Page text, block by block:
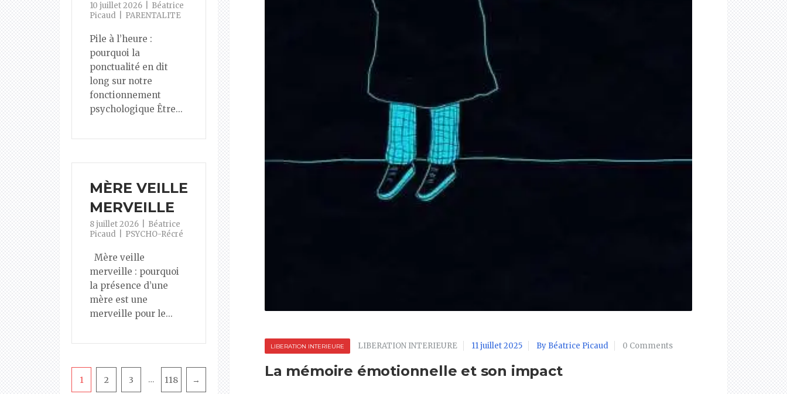
LIBERATION INTERIEURE LIBERATION INTERIEURE 11 juillet 2025 By Béatrice Picaud 0 Comments
La mémoire émotionnelle et son impact
10 juillet 2026
Béatrice
Picaud
PARENTALITE
Pile à l’heure :
pourquoi la
ponctualité en dit
long sur notre
fonctionnement
psychologique Être...
MÈRE VEILLE
MERVEILLE
8 juillet 2026
Béatrice
Picaud
PSYCHO-Récré
Mère veille
merveille : pourquoi
la présence d’une
mère est une
merveille pour le...
Pagination
1 2 3 … 118 →